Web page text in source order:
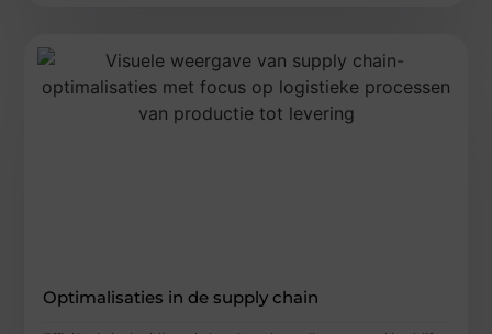
Optimalisaties in de supply chain